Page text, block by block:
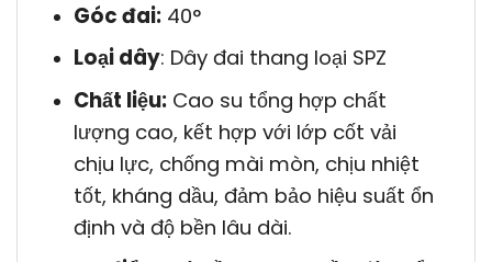
Góc đai:40°
Loại dây: Dây đai thang loại SPZ
Chất liệu:Cao su tổng hợp chất
lượng cao, kết hợp với lớp cốt vải
chịu lực, chống mài mòn, chịu nhiệt
tốt, kháng dầu, đảm bảo hiệu suất ổn
định và độ bền lâu dài.